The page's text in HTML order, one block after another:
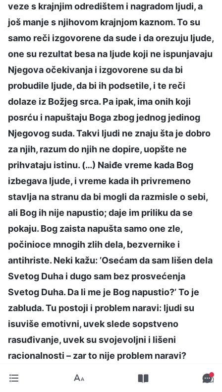
veze s krajnjim odredištem i nagradom ljudi, a
još manje s njihovom krajnjom kaznom. To su
samo reči izgovorene da sude i da orezuju ljude,
one su rezultat besa na ljude koji ne ispunjavaju
Njegova očekivanja i izgovorene su da bi
probudile ljude, da bi ih podsetile, i te reči
dolaze iz Božjeg srca. Pa ipak, ima onih koji
posrću i napuštaju Boga zbog jednog jedinog
Njegovog suda. Takvi ljudi ne znaju šta je dobro
za njih, razum do njih ne dopire, uopšte ne
prihvataju istinu. (…) Naiđe vreme kada Bog
izbegava ljude, i vreme kada ih privremeno
stavlja na stranu da bi mogli da razmisle o sebi,
ali Bog ih nije napustio; daje im priliku da se
pokaju. Bog zaista napušta samo one zle,
počinioce mnogih zlih dela, bezvernike i
antihriste. Neki kažu: ’Osećam da sam lišen dela
Svetog Duha i dugo sam bez prosvećenja
Svetog Duha. Da li me je Bog napustio?’ To je
zabluda. Tu postoji i problem naravi: ljudi su
isuviše emotivni, uvek slede sopstveno
rasuđivanje, uvek su svojevoljni i lišeni
racionalnosti – zar to nije problem naravi?
Kažeš da te je Bog napustio, da te neće spasiti,